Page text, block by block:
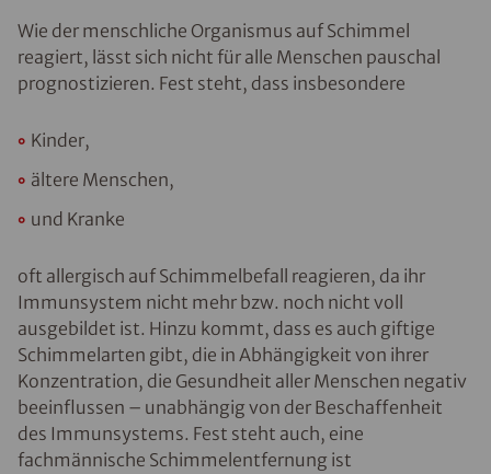
Wie der menschliche Organismus auf Schimmel
reagiert, lässt sich nicht für alle Menschen pauschal
prognostizieren. Fest steht, dass insbesondere
Kinder,
ältere Menschen,
und Kranke
oft allergisch auf Schimmelbefall reagieren, da ihr
Immunsystem nicht mehr bzw. noch nicht voll
ausgebildet ist. Hinzu kommt, dass es auch giftige
Schimmelarten gibt, die in Abhängigkeit von ihrer
Konzentration, die Gesundheit aller Menschen negativ
beeinflussen – unabhängig von der Beschaffenheit
des Immunsystems. Fest steht auch, eine
fachmännische Schimmelentfernung ist